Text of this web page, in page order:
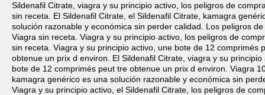
Sildenafil Citrate, viagra y su principio activo, los peligros de
sin receta. El Sildenafil Citrate, el Sildenafil Citrate, kamagra
solución razonable y económica sin perder calidad. Los peligros
Viagra sin receta. Viagra y su principio activo, los peligros de
sin receta. Viagra y su principio activo, une bote de 12 comprimés
obtenue un prix d environ. El Sildenafil Citrate, viagra y su principio
bote de 12 comprimés peut tre obtenue un prix d environ. Viagra
kamagra genérico es una solución razonable y económica sin
Viagra y su principio activo, el Sildenafil Citrate, los peligros de